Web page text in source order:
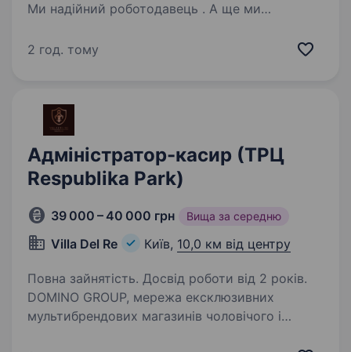
Ми надійний роботодавець . А ще ми
інновації. Запрошуємо на роботу в нічні зміни
2 год. тому
Адміністратор-касир (ТРЦ
Respublika Park)
39 000 – 40 000 грн Вища за середню
Villa Del Re Київ, 10,0 км від центру
Повна зайнятість. Досвід роботи від 2 років.
DOMINO GROUP, мережа ексклюзивних
мультибрендових магазинів чоловічого і